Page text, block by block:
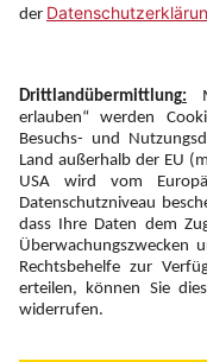
Newsletter: